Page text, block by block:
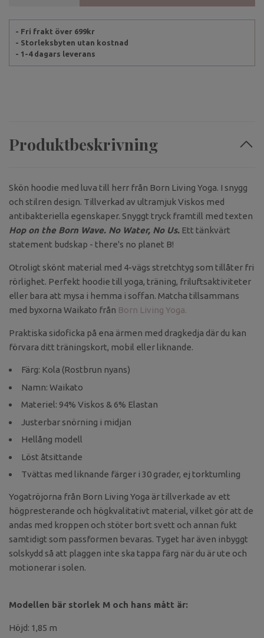
- Fri frakt över 699kr
- Storleksbyten utan kostnad
- 1-4 dagars leverans
Produktbeskrivning
Skön hoodie med luva till herr från Born Living Yoga. I snygg
och stilren design. Tillverkad av ultramjuk Viskos med
antibakteriella egenskaper. Snyggt tryck framtill med texten
Hop on the Born Wave. No Water, No Us. Ett tänkvärt
statement budskap - there's no planet B!
Otroligt skönt material med 4-vägs stretchtyg som tillåter fri
rörlighet. Perfekt hoodie till yoga, träning, friluftsaktiviteter
eller bara att mysa i hemma i soffan. Matcha tillsammans
med byxorna Waikato från Born Living Yoga.
Praktiska sidoficka på ena ärmen med dragkedja där du kan
förvara ditt träningskort, mobil eller liknande.
Färg: Kola (Rostbrun nyans)
Namn: Waikato
Materiel: 94% Viskos & 6% Elastan
Justerbar snörning i midjan
Hellång modell
Löst åtsittande
Tvättas med liknande färger i 30 grader, ej torktumling
Yogatröjorna från Born Living Yoga är tillverkade av ett
högpresterande och högkvalitativt material, vilket gör att de
andas med kroppen och stöter bort svett och annan fukt
samtidigt som passformen bevaras. Tyget har även inbyggt
solskydd så att plaggen inte ska tappa färg när du är ute och
motionerar i solen.
Modellen bär storlek M och hans mått är:
Höjd: 1,85 m